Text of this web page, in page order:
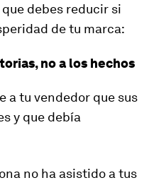
debes reducir si
de tu marca:
no a los hechos
a tu vendedor que sus
y que debía
no ha asistido a tus